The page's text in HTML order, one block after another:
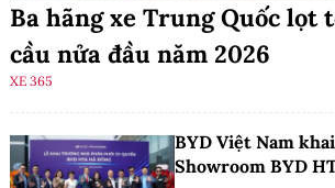
Ba hãng xe Trung Quốc lọt
cầu nửa đầu năm 2026
XE 365
BYD Việt Nam
Showroom BYD